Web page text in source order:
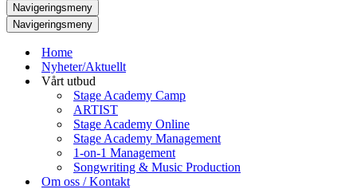
Navigeringsmeny
Navigeringsmeny
Home
Nyheter/Aktuellt
Vårt utbud
Stage Academy Camp
ARTIST
Stage Academy Online
Stage Academy Management
1-on-1 Management
Songwriting & Music Production
Om oss / Kontakt